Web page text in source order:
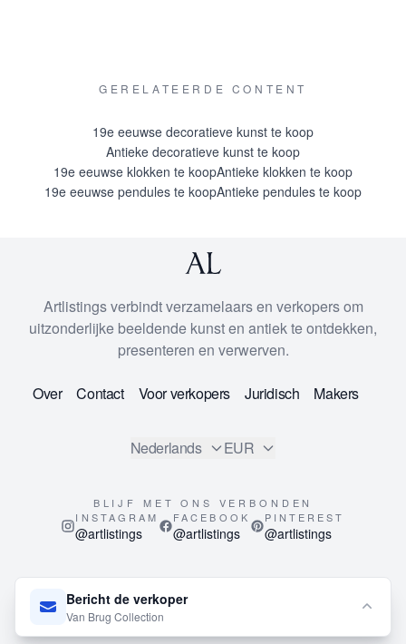
Bericht de verkoper
Van Brug Collection
GERELATEERDE CONTENT
19e eeuwse decoratieve kunst te koop
Antieke decoratieve kunst te koop
19e eeuwse klokken te koopAntieke klokken te koop
19e eeuwse pendules te koopAntieke pendules te koop
Artlistings verbindt verzamelaars en verkopers om
uitzonderlijke beeldende kunst en antiek te ontdekken,
presenteren en verwerven.
Over Contact Voor verkopers Juridisch Makers
Nederlands EUR
BLIJF MET ONS VERBONDEN
INSTAGRAM
@artlistings
FACEBOOK
@artlistings
PINTEREST
@artlistings
© 2026ArtListings™. All Rights Reserved.
This site is protected by reCAPTCHA and the Google
Privacy
Policyand